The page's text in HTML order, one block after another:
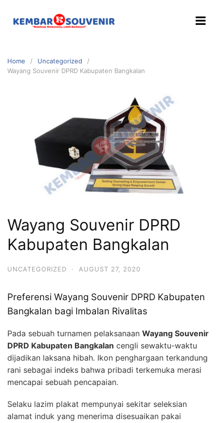
Home
Uncategorized
Wayang Souvenir DPRD Kabupaten Bangkalan
Wayang Souvenir DPRD
Kabupaten Bangkalan
UNCATEGORIZED · AUGUST 27, 2020
Preferensi Wayang Souvenir DPRD Kabupaten
Bangkalan bagi Imbalan Rivalitas
Pada sebuah turnamen pelaksanaan Wayang Souvenir
DPRD Kabupaten Bangkalan cengli sewaktu-waktu
dijadikan laksana hibah. Ikon penghargaan terkandung
rani sebagai indeks bahwa pribadi terkemuka merasi
mencapai sebuah pencapaian.
Selaku lazim plakat mempunyai sekitar seleksian
alamat induk yang menerima disesuaikan pakai